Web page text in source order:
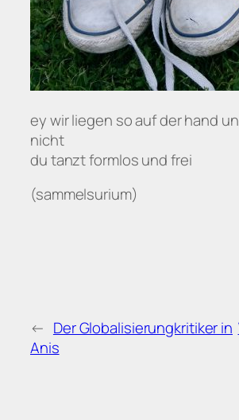
ey wir liegen so auf der hand
nicht
du tanzt formlos und frei
(sammelsurium)
← Der Globalisierungkritiker in
Anis